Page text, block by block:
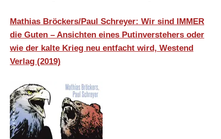
Mathias Bröckers/Paul Schreyer: Wir sind IMMER
die Guten – Ansichten eines Putinverstehers oder
wie der kalte Krieg neu entfacht wird, Westend
Verlag (2019)